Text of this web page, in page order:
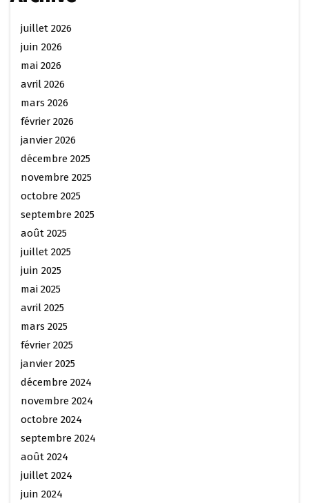
juillet 2026
juin 2026
mai 2026
avril 2026
mars 2026
février 2026
janvier 2026
décembre 2025
novembre 2025
octobre 2025
septembre 2025
août 2025
juillet 2025
juin 2025
mai 2025
avril 2025
mars 2025
février 2025
janvier 2025
décembre 2024
novembre 2024
octobre 2024
septembre 2024
août 2024
juillet 2024
juin 2024